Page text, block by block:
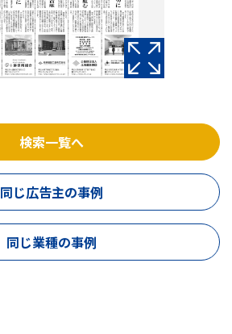
検索一覧へ
同じ広告主の事例
同じ業種の事例